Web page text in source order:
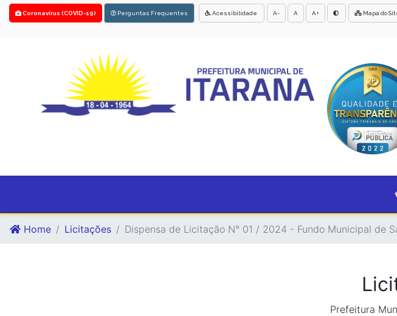
Coronavírus (COVID-19) Perguntas Frequentes Acessibilidade A- A A+ Mapa do
Home Licitações Dispensa de Licitação N° 01 / 2024 - Fundo Municipal de
Prefeitura